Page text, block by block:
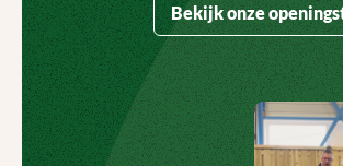
Bekijk onze